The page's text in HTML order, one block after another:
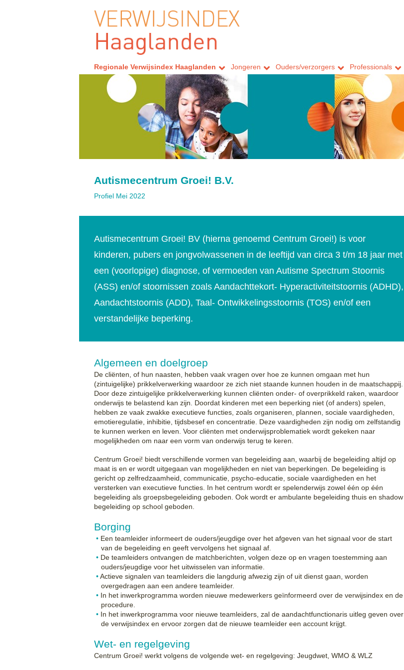
Regionale Verwijsindex Haaglanden Jongeren Ouders/verzorgers Professionals
Autismecentrum Groei! B.V.
Profiel Mei 2022
Autismecentrum Groei! BV (hierna genoemd Centrum Groei!) is voor
kinderen, pubers en jongvolwassenen in de leeftijd van circa 3 t/m 18 jaar met
een (voorlopige) diagnose, of vermoeden van Autisme Spectrum Stoornis
(ASS) en/of stoornissen zoals Aandachttekort- Hyperactiviteitstoornis (ADHD),
Aandachtstoornis (ADD), Taal- Ontwikkelingsstoornis (TOS) en/of een
verstandelijke beperking.
Algemeen en doelgroep
De cliënten, of hun naasten, hebben vaak vragen over hoe ze kunnen omgaan met hun
(zintuigelijke) prikkelverwerking waardoor ze zich niet staande kunnen houden in de maatschappij.
Door deze zintuigelijke prikkelverwerking kunnen cliënten onder- of overprikkeld raken, waardoor
onderwijs te belastend kan zijn. Doordat kinderen met een beperking niet (of anders) spelen,
hebben ze vaak zwakke executieve functies, zoals organiseren, plannen, sociale vaardigheden,
emotieregulatie, inhibitie, tijdsbesef en concentratie. Deze vaardigheden zijn nodig om zelfstandig
te kunnen werken en leven. Voor cliënten met onderwijsproblematiek wordt gekeken naar
mogelijkheden om naar een vorm van onderwijs terug te keren.
Centrum Groei! biedt verschillende vormen van begeleiding aan, waarbij de begeleiding altijd op
maat is en er wordt uitgegaan van mogelijkheden en niet van beperkingen. De begeleiding is
gericht op zelfredzaamheid, communicatie, psycho-educatie, sociale vaardigheden en het
versterken van executieve functies. In het centrum wordt er spelenderwijs zowel één op één
begeleiding als groepsbegeleiding geboden. Ook wordt er ambulante begeleiding thuis en shadow
begeleiding op school geboden.
Borging
Een teamleider informeert de ouders/jeugdige over het afgeven van het signaal voor de start
van de begeleiding en geeft vervolgens het signaal af.
De teamleiders ontvangen de matchberichten, volgen deze op en vragen toestemming aan
ouders/jeugdige voor het uitwisselen van informatie.
Actieve signalen van teamleiders die langdurig afwezig zijn of uit dienst gaan, worden
overgedragen aan een andere teamleider.
In het inwerkprogramma worden nieuwe medewerkers geïnformeerd over de verwijsindex en de
procedure.
In het inwerkprogramma voor nieuwe teamleiders, zal de aandachtfunctionaris uitleg geven over
de verwijsindex en ervoor zorgen dat de nieuwe teamleider een account krijgt.
Wet- en regelgeving
Centrum Groei! werkt volgens de volgende wet- en regelgeving: Jeugdwet, WMO & WLZ